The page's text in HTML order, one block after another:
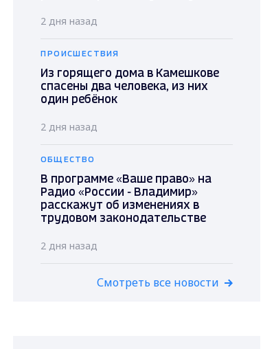
2 дня назад
ПРОИСШЕСТВИЯ
Из горящего дома в Камешкове
спасены два человека, из них
один ребёнок
2 дня назад
ОБЩЕСТВО
В программе «Ваше право» на
Радио «России - Владимир»
расскажут об изменениях в
трудовом законодательстве
2 дня назад
Смотреть все новости